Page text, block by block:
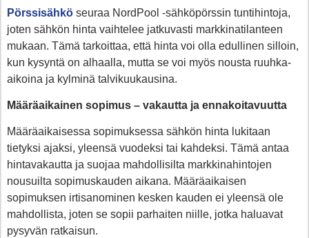
Pörssisähkö seuraa NordPool -sähköpörssin tuntihintoja,
joten sähkön hinta vaihtelee jatkuvasti markkinatilanteen
mukaan. Tämä tarkoittaa, että hinta voi olla edullinen silloin,
kun kysyntä on alhaalla, mutta se voi myös nousta ruuhka-
aikoina ja kylminä talvikuukausina.
Määräaikainen sopimus – vakautta ja ennakoitavuutta
Määräaikaisessa sopimuksessa sähkön hinta lukitaan
tietyksi ajaksi, yleensä vuodeksi tai kahdeksi. Tämä antaa
hintavakautta ja suojaa mahdollisilta markkinahintojen
nousuilta sopimuskauden aikana. Määräaikaisen
sopimuksen irtisanominen kesken kauden ei yleensä ole
mahdollista, joten se sopii parhaiten niille, jotka haluavat
pysyvän ratkaisun.